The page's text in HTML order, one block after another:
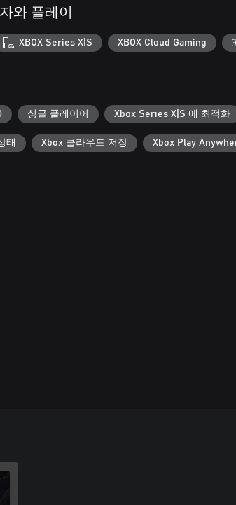
와 플레이
XBOX Series X|S XBOX Cloud Gaming
싱글 플레이어 Xbox Series X|S 에 최적화
태 Xbox 클라우드 저장 Xbox Play